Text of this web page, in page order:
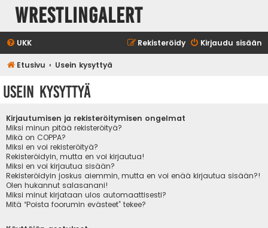
WrestlingAlert
UKK Kirjaudu sisään
Rekisteröidy
Etusivu Usein kysyttyä
Usein kysyttyä
Kirjautumisen ja rekisteröitymisen ongelmat
Miksi minun pitää rekisteröityä?
Mikä on COPPA?
Miksi en voi rekisteröityä?
Rekisteröidyin, mutta en voi kirjautua!
Miksi en voi kirjautua sisään?
Rekisteröidyin joskus aiemmin, mutta en voi enää kirjautua sisään?!
Olen hukannut salasanani!
Miksi minut kirjataan ulos automaattisesti?
Mitä “Poista foorumin evästeet” tekee?